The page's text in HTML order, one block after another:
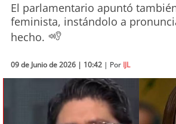
Entretención
Deportes
Tecnología
El parlamentario apuntó
feminista, instándolo a
hecho.
09 de Junio de 2026 | 10:42 | Por IJL